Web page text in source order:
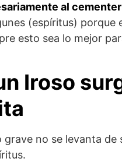
al
(espíritus)
esto sea lo mejor
Iroso
no se levanta de